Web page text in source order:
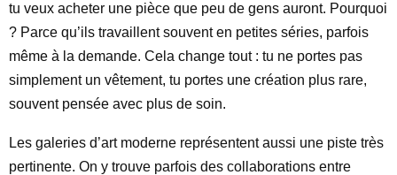
tu veux acheter une pièce que peu de gens auront. Pourquoi
? Parce qu’ils travaillent souvent en petites séries, parfois
même à la demande. Cela change tout : tu ne portes pas
simplement un vêtement, tu portes une création plus rare,
souvent pensée avec plus de soin.
Les galeries d’art moderne représentent aussi une piste très
pertinente. On y trouve parfois des collaborations entre